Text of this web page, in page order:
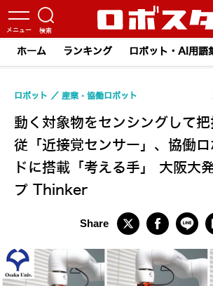
ホーム ランキング ロボット・AI用語
動く対象物をセンシングして
従「近接覚センサー」、協働
ドに搭載「考える手」 大阪大
プ Thinker
ロボット 産業・協働ロボット